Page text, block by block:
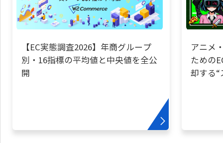
【EC実態調査2026】年商グループ
別・16指標の平均値と中央値を全公
開
アニメ
ための
却する